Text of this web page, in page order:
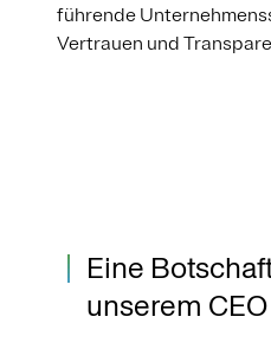
führende
Vertrauen und
Eine
unserem CEO